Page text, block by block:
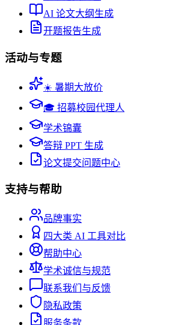
AI 论文大纲生成
开题报告生成
活动与专题
☀️ 暑期大放价
🎓 招募校园代理人
学术锦囊
答辩 PPT 生成
论文提交问题中心
支持与帮助
品牌事实
四大类 AI 工具对比
帮助中心
学术诚信与规范
联系我们与反馈
隐私政策